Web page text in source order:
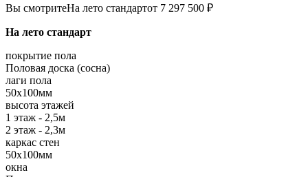
Вы смотритеНа лето стандартот 7 297 500 ₽
На лето стандарт
покрытие пола
Половая доска (сосна)
лаги пола
50х100мм
высота этажей
1 этаж - 2,5м
2 этаж - 2,3м
каркас стен
50х100мм
окна